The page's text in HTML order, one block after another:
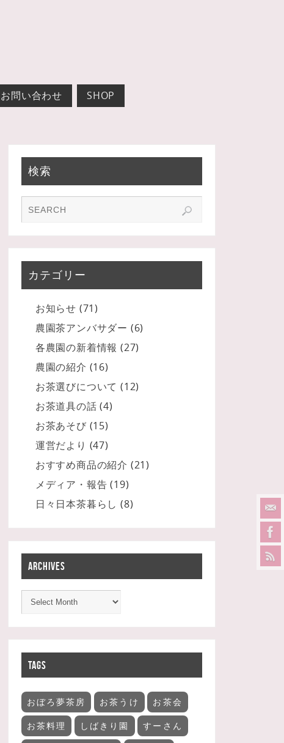
お問い合わせ SHOP
検索
カテゴリー
お知らせ (71)
農園茶アンバサダー (6)
各農園の新着情報 (27)
農園の紹介 (16)
お茶選びについて (12)
お茶道具の話 (4)
お茶あそび (15)
運営だより (47)
おすすめ商品の紹介 (21)
メディア・報告 (19)
日々日本茶暮らし (8)
ARCHIVES
TAGS
おぼろ夢茶房 お茶うけ お茶会
お茶料理 しばきり園 すーさん